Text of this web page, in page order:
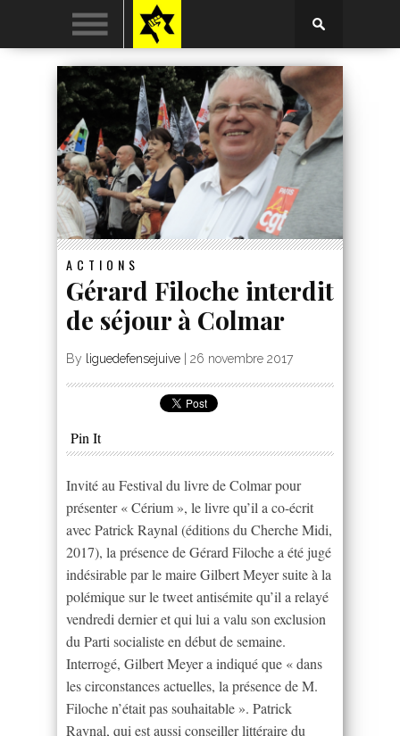
ACTIONS
Gérard Filoche interdit
de séjour à Colmar
By liguedefensejuive 26 novembre 2017
Pin It
Invité au Festival du livre de Colmar pour
présenter « Cérium », le livre qu’il a co-écrit
avec Patrick Raynal (éditions du Cherche Midi,
2017), la présence de Gérard Filoche a été jugé
indésirable par le maire Gilbert Meyer suite à la
polémique sur le tweet antisémite qu’il a relayé
vendredi dernier et qui lui a valu son exclusion
du Parti socialiste en début de semaine.
Interrogé, Gilbert Meyer a indiqué que « dans
les circonstances actuelles, la présence de M.
Filoche n’était pas souhaitable ». Patrick
Raynal, qui est aussi conseiller littéraire du